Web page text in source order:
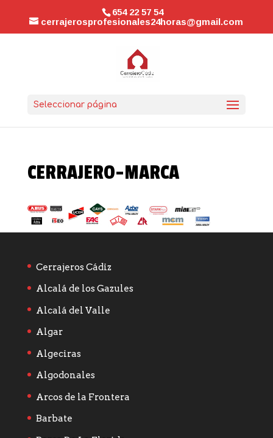
654 22 57 54
cerrajerosprofesionales24horas@gmail.com
Seleccionar página
CERRAJERO-MARCA
Cerrajeros Cádiz
Alcalá de los Gazules
Alcalá del Valle
Algar
Algeciras
Algodonales
Arcos de la Frontera
Barbate